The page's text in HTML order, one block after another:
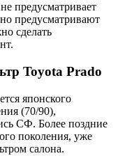
предусматривает
предусматривают
сделать
Toyota Prado
японского
(70/90),
СФ. Более поздние
поколения, уже
салона.